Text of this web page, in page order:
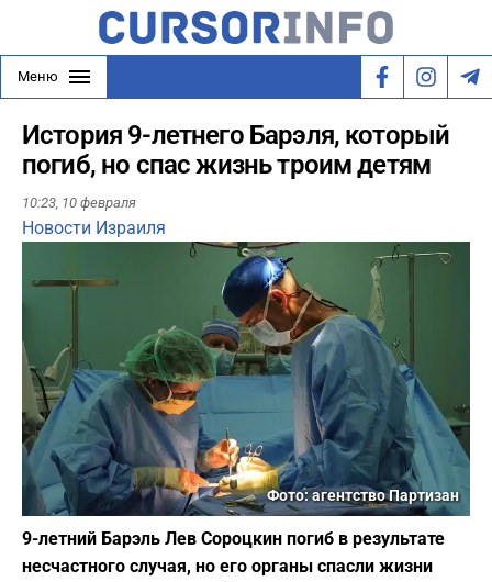
Меню
История 9-летнего Барэля, который
погиб, но спас жизнь троим детям
10:23, 10 февраля
Новости Израиля
Фото: агентство Партизан
9-летний Барэль Лев Сороцкин погиб в результате
несчастного случая, но его органы спасли жизни